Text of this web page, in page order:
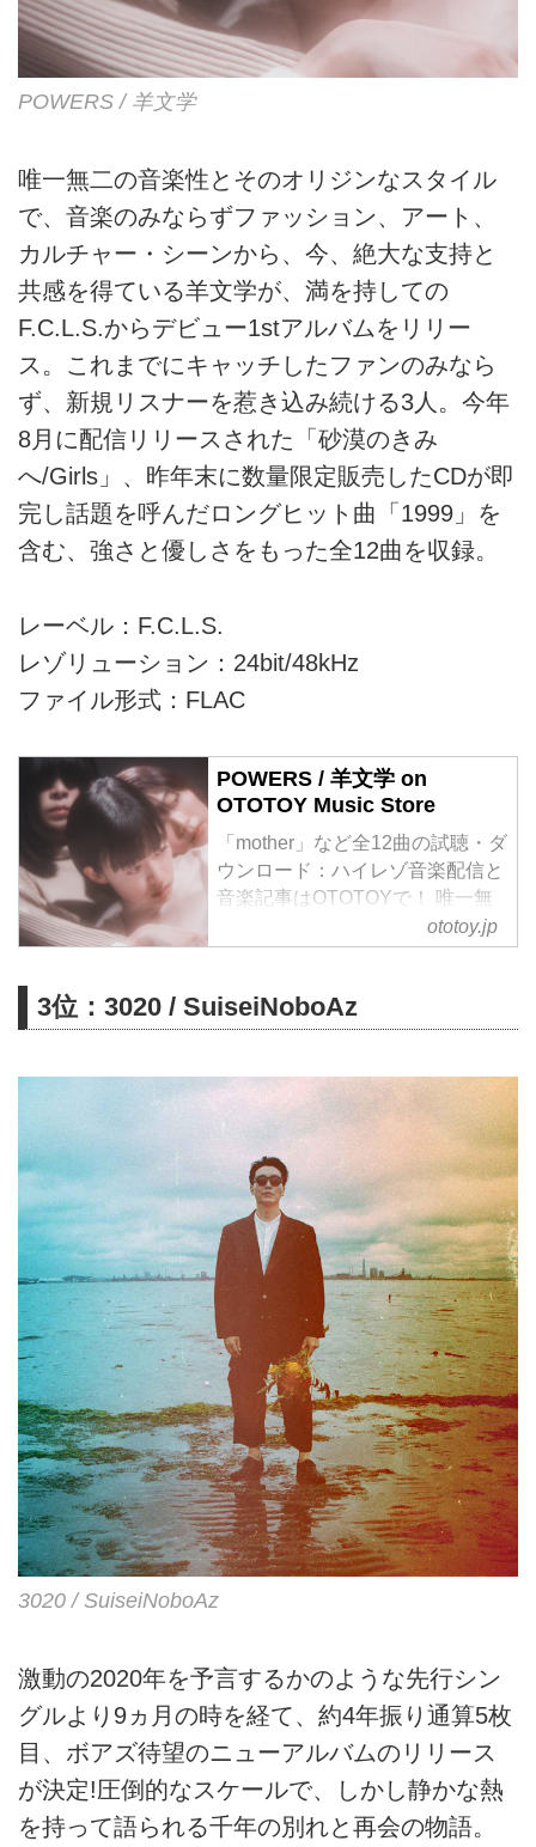
POWERS / 羊文学
唯一無二の音楽性とそのオリジンなスタイル
で、音楽のみならずファッション、アート、
カルチャー・シーンから、今、絶大な支持と
共感を得ている羊文学が、満を持しての
F.C.L.S.からデビュー1stアルバムをリリー
ス。これまでにキャッチしたファンのみなら
ず、新規リスナーを惹き込み続ける3人。今年
8月に配信リリースされた「砂漠のきみ
へ/Girls」、昨年末に数量限定販売したCDが即
完し話題を呼んだロングヒット曲「1999」を
含む、強さと優しさをもった全12曲を収録。
レーベル：F.C.L.S.
レゾリューション：24bit/48kHz
ファイル形式：FLAC
POWERS / 羊文学 on
OTOTOY Music Store
「mother」など全12曲の試聴・ダ
ウンロード：ハイレゾ音楽配信と
音楽記事はOTOTOYで！ 唯一無
二の音楽性とそのオリジンなスタ
イルで、音楽のみならずファッシ
ンから、今、絶大な支持と共感を
得ている羊文学が、満を持しての
をリリース。これまでにキャッチ
したファンのみならず、新規リス
ナーを惹き込み続ける3人。今年8
月に配信リリースされた「砂漠の
きみへ/Girls」、昨年末に数量限
定販売したCDが即完し話題を呼
んだロングヒ...
ototoy.jp
3位：3020 / SuiseiNoboAz
3020 / SuiseiNoboAz
激動の2020年を予言するかのような先行シン
グルより9ヵ月の時を経て、約4年振り通算5枚
目、ボアズ待望のニューアルバムのリリース
が決定!圧倒的なスケールで、しかし静かな熱
を持って語られる千年の別れと再会の物語。